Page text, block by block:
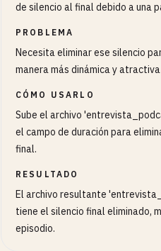
de silencio al final debido a una
PROBLEMA
Necesita eliminar ese silencio
manera más dinámica y
CÓMO USARLO
Sube el archivo
el campo de duración para
final.
RESULTADO
El archivo resultante
tiene el silencio final eliminado,
episodio.